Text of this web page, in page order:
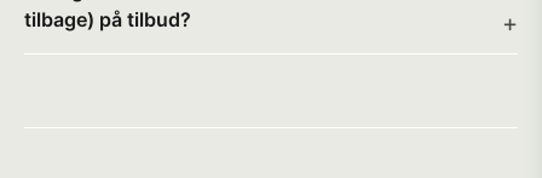
tilbage) på tilbud?